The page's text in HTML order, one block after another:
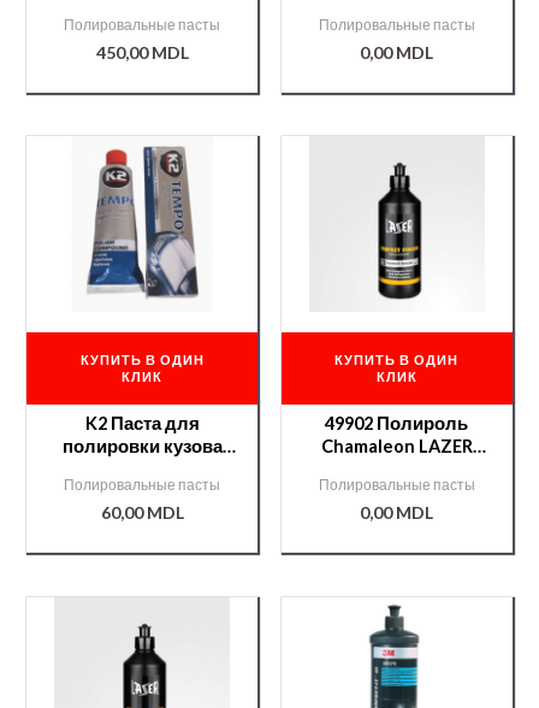
Полировальные пасты
450,00MDL
Полировальные пасты
0,00MDL
КУПИТЬ В ОДИН
КЛИК
K2 Паста для
полировки кузова
Полировальные пасты
60,00MDL
КУПИТЬ В ОДИН
КЛИК
49902 Полироль
Chamaleon LAZER
(антиголограмм и
антиразводы) 0,5 кг
Полировальные пасты
0,00MDL